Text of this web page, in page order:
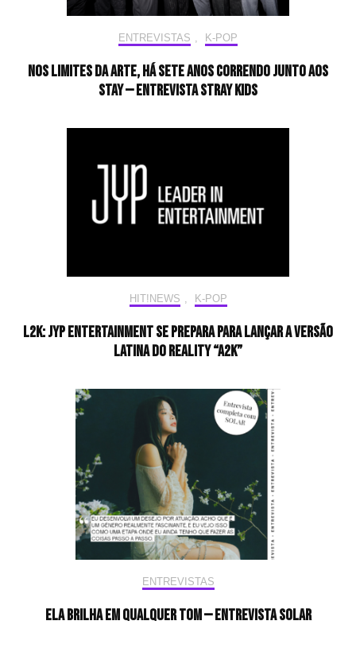
ENTREVISTAS , K-POP
Nos limites da arte, há sete anos correndo junto aos
STAY — Entrevista Stray Kids
HIT!NEWS K-POP
L2K: JYP Entertainment se prepara para lançar a versão
latina do reality “A2K”
ENTREVISTAS
Ela brilha em qualquer tom — Entrevista Solar